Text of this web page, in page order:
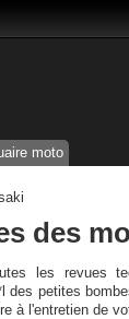
moto
des
les revues
des petites
à l'entretien de